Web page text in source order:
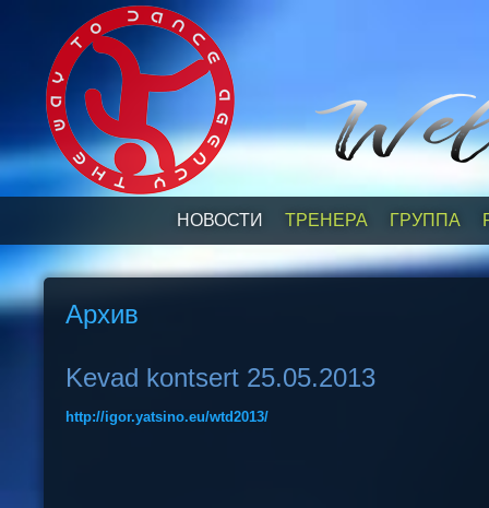
НОВОСТИ ТРЕНЕРА ГРУППА
Архив
Kevad kontsert 25.05.2013
http://igor.yatsino.eu/wtd2013/